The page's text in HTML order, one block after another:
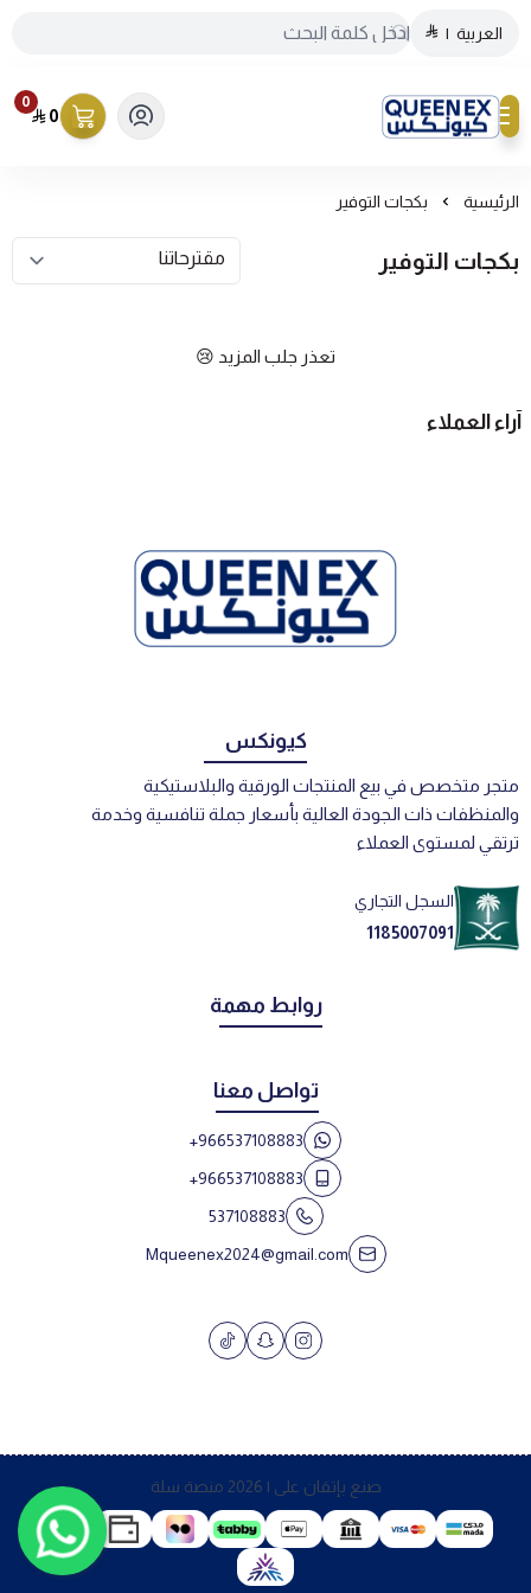
العربية |
كيونكس
0
0
الرئيسية بكجات التوفير
بكجات التوفير
تعذر جلب المزيد 😢
آراء العملاء
كيونكس
متجر متخصص في بيع المنتجات الورقية والبلاستيكية
والمنظفات ذات الجودة العالية بأسعار جملة تنافسية وخدمة
ترتقي لمستوى العملاء
السجل التجاري
1185007091
روابط مهمة
تواصل معنا
+966537108883
+966537108883
537108883
Mqueenex2024@gmail.com
صنع بإتقان على | 2026 منصة سلة